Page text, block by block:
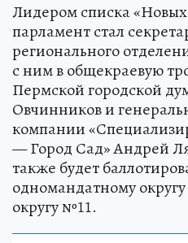
Лидером списка
парламент стал
регионального
с ним в общекраевую
Пермской городской
Овчинников и
компании
— Город Сад» Андрей
также будет
одномандатному
округу №11.